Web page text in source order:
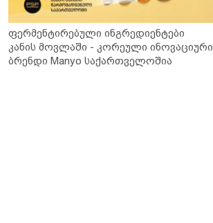
ფერმენტირებული ინგრედიენტები
კანის მოვლაში - კორეული ინოვაციური
ბრენდი Manyo საქართველოშია